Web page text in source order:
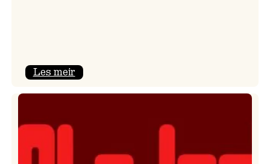
Les meir: